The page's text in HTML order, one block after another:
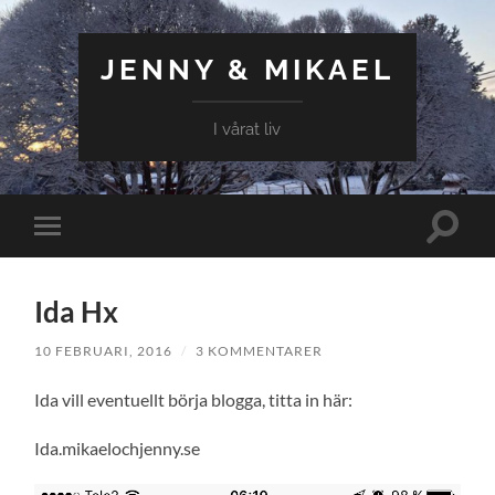
JENNY & MIKAEL
I vårat liv
Slå
på/av
Slå
Ida Hx
10 FEBRUARI, 2016 / 3 KOMMENTARER
Ida vill eventuellt börja blogga, titta in här:
Ida.mikaelochjenny.se